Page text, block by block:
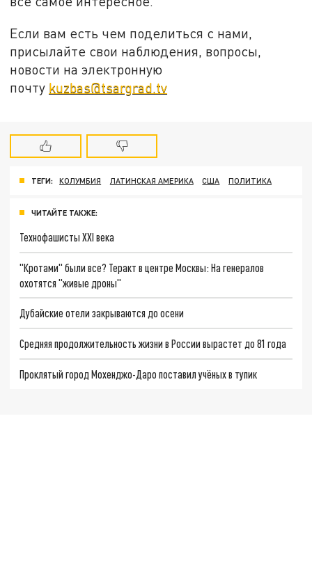
Если вам есть чем поделиться с нами,
присылайте свои наблюдения, вопросы,
новости на электронную
почту kuzbas@tsargrad.tv
ТЕГИ: КОЛУМБИЯ ЛАТИНСКАЯ АМЕРИКА США ПОЛИТИКА
ЧИТАЙТЕ ТАКЖЕ:
Технофашисты XXI века
"Кротами" были все? Теракт в центре Москвы: На генералов
охотятся "живые дроны"
Дубайские отели закрываются до осени
Средняя продолжительность жизни в России вырастет до 81 года
Проклятый город Мохенджо-Даро поставил учёных в тупик